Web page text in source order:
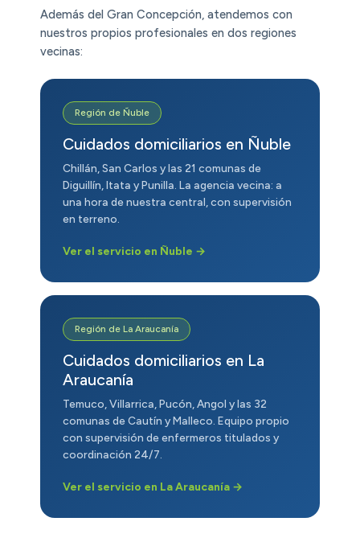
Además del Gran Concepción, atendemos con
nuestros propios profesionales en dos regiones
vecinas:
Región de Ñuble
Cuidados domiciliarios en Ñuble
Chillán, San Carlos y las 21 comunas de
Diguillín, Itata y Punilla. La agencia vecina: a
una hora de nuestra central, con supervisión
en terreno.
Ver el servicio en Ñuble →
Región de La Araucanía
Cuidados domiciliarios en La
Araucanía
Temuco, Villarrica, Pucón, Angol y las 32
comunas de Cautín y Malleco. Equipo propio
con supervisión de enfermeros titulados y
coordinación 24/7.
Ver el servicio en La Araucanía →